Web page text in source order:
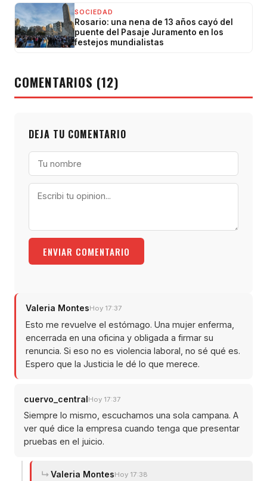
SOCIEDAD
Rosario: una nena de 13 años cayó del
puente del Pasaje Juramento en los
festejos mundialistas
COMENTARIOS (12)
DEJA TU COMENTARIO
ENVIAR COMENTARIO
Valeria MontesHoy 17:37
Esto me revuelve el estómago. Una mujer enferma,
encerrada en una oficina y obligada a firmar su
renuncia. Si eso no es violencia laboral, no sé qué es.
Espero que la Justicia le dé lo que merece.
cuervo_centralHoy 17:37
Siempre lo mismo, escuchamos una sola campana. A
ver qué dice la empresa cuando tenga que presentar
pruebas en el juicio.
Valeria MontesHoy 17:38